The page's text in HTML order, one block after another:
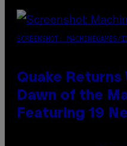
SCREENSHOT: MACHINEGAMES/
Quake Returns
Dawn of the
Featuring 19